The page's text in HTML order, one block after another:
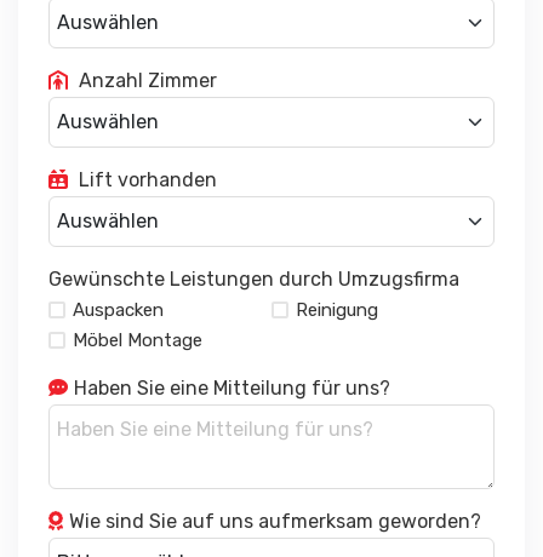
Anzahl Zimmer
Lift vorhanden
Gewünschte Leistungen durch Umzugsfirma
Auspacken
Reinigung
Möbel Montage
Haben Sie eine Mitteilung für uns?
Wie sind Sie auf uns aufmerksam geworden?